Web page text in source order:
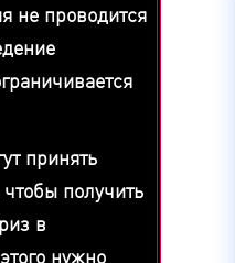
не проводится
принять
получить
в
нужно